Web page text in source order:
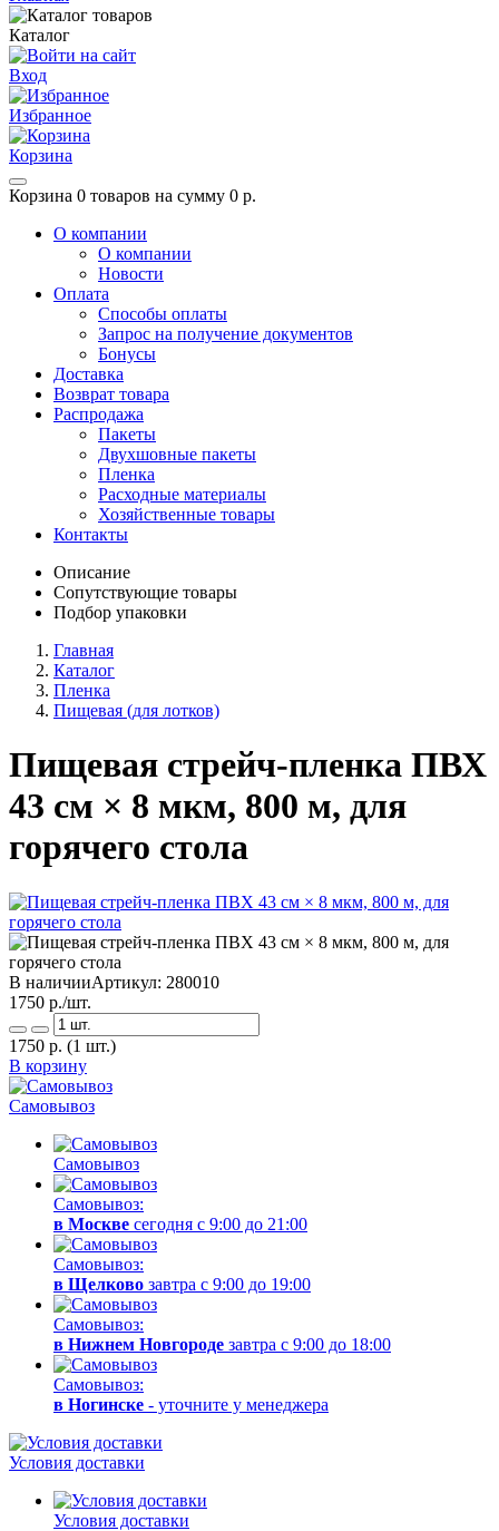
Каталог
Вход
Избранное
Корзина
Корзина 0 товаров на сумму 0 р.
О компании
О компании
Новости
Оплата
Способы оплаты
Запрос на получение документов
Бонусы
Доставка
Возврат товара
Распродажа
Пакеты
Двухшовные пакеты
Пленка
Расходные материалы
Хозяйственные товары
Контакты
Описание
Сопутствующие товары
Подбор упаковки
Главная
Каталог
Пленка
Пищевая (для лотков)
Пищевая стрейч-пленка ПВХ
43 см × 8 мкм, 800 м, для
горячего стола
В наличииАртикул: 280010
1750 р./шт.
1750 р. (1 шт.)
В корзину
Самовывоз
Самовывоз
Самовывоз:
в Москве сегодня с 9:00 до 21:00
Самовывоз:
в Щелково завтра с 9:00 до 19:00
Самовывоз:
в Нижнем Новгороде завтра с 9:00 до 18:00
Самовывоз:
в Ногинске - уточните у менеджера
Условия доставки
Условия доставки